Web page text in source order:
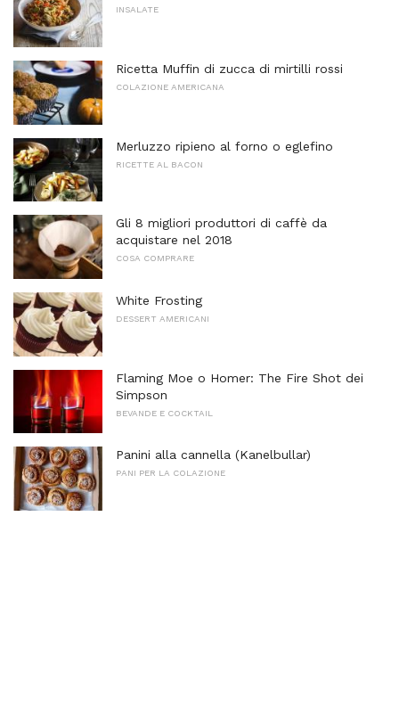
INSALATE
Ricetta Muffin di zucca di mirtilli rossi
COLAZIONE AMERICANA
Merluzzo ripieno al forno o eglefino
RICETTE AL BACON
Gli 8 migliori produttori di caffè da
acquistare nel 2018
COSA COMPRARE
White Frosting
DESSERT AMERICANI
Flaming Moe o Homer: The Fire Shot dei
Simpson
BEVANDE E COCKTAIL
Panini alla cannella (Kanelbullar)
PANI PER LA COLAZIONE